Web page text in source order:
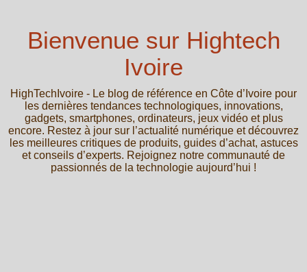
Bienvenue sur Hightech
Ivoire
HighTechIvoire - Le blog de référence en Côte d’Ivoire pour
les dernières tendances technologiques, innovations,
gadgets, smartphones, ordinateurs, jeux vidéo et plus
encore. Restez à jour sur l’actualité numérique et découvrez
les meilleures critiques de produits, guides d’achat, astuces
et conseils d’experts. Rejoignez notre communauté de
passionnés de la technologie aujourd’hui !